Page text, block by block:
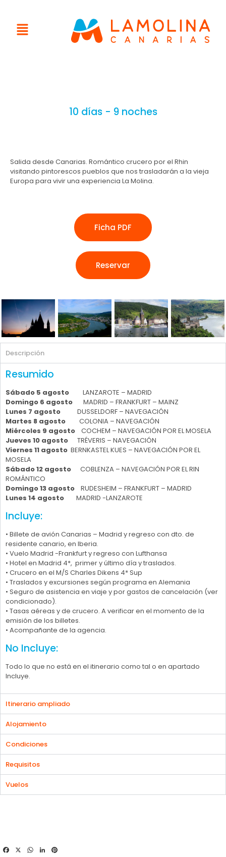
10 días - 9 noches
Salida desde Canarias. Romántico crucero por el Rhin
visitando pintorescos pueblos que nos trasladarán a la vieja
Europa para vivir una experiencia La Molina.
Ficha PDF
Reservar
Descripción
Resumido
Sábado 5 agosto
LANZAROTE – MADRID
Domingo 6 agosto
MADRID – FRANKFURT – MAINZ
Lunes 7 agosto
DUSSELDORF – NAVEGACIÓN
Martes 8 agosto
COLONIA – NAVEGACIÓN
Miércoles 9 agosto
COCHEM – NAVEGACIÓN POR EL MOSELA
Jueves 10 agosto
TRÉVERIS – NAVEGACIÓN
Viernes 11 agosto BERNKASTEL KUES – NAVEGACIÓN POR EL
MOSELA
Sábado 12 agosto
COBLENZA – NAVEGACIÓN POR EL RIN
ROMÁNTICO
Domingo 13 agosto
RUDESHEIM – FRANKFURT – MADRID
Lunes 14 agosto MADRID -LANZAROTE
Incluye:
• Billete de avión Canarias – Madrid y regreso con dto. de
residente canario, en Iberia.
• Vuelo Madrid -Frankfurt y regreso con Lufthansa
• Hotel en Madrid 4*, primer y último día y traslados.
• Crucero en el M/S Charles Dikens 4* Sup
• Traslados y excursiones según programa en Alemania
• Seguro de asistencia en viaje y por gastos de cancelación (ver
condicionado).
• Tasas aéreas y de crucero. A verificar en el momento de la
emisión de los billetes.
• Acompañante de la agencia.
No Incluye:
Todo lo que no está en el itinerario como tal o en apartado
Incluye.
Itinerario ampliado
Alojamiento
Condiciones
Requisitos
Vuelos
FacebookWhatsApp
LinkedIn